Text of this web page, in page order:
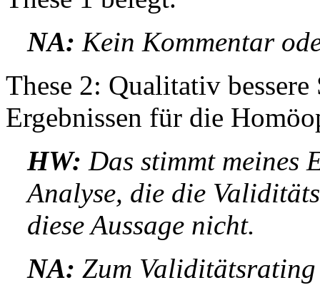
NA: Kein Kommentar
These 2: Qualitativ
Ergebnissen für die
HW: Das stimmt meines
Analyse, die die
diese Aussage nicht.
NA: Zum Validitätsrating